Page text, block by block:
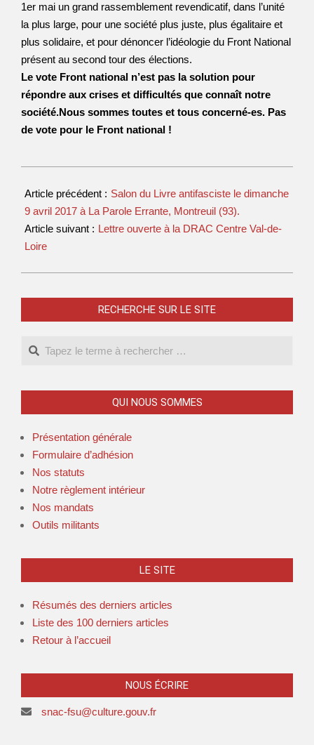
1er mai un grand rassemblement revendicatif, dans l’unité
la plus large, pour une société plus juste, plus égalitaire et
plus solidaire, et pour dénoncer l’idéologie du Front National
présent au second tour des élections.
Le vote Front national n’est pas la solution pour
répondre aux crises et difficultés que connaît notre
société.Nous sommes toutes et tous concerné-es. Pas
de vote pour le Front national !
Article précédent : Salon du Livre antifasciste le dimanche
9 avril 2017 à La Parole Errante, Montreuil (93).
Article suivant : Lettre ouverte à la DRAC Centre Val-de-
Loire
RECHERCHE SUR LE SITE
QUI NOUS SOMMES
Présentation générale
Formulaire d’adhésion
Nos statuts
Notre règlement intérieur
Nos mandats
Outils militants
LE SITE
Résumés des derniers articles
Liste des 100 derniers articles
Retour à l’accueil
NOUS ÉCRIRE
snac-fsu@culture.gouv.fr